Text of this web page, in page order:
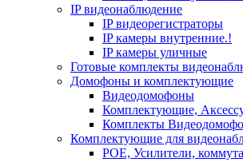
IP видеонаблюдение
IP видеорегистраторы
IP камеры внутренние.!
IP камеры уличные
Готовые комплекты
Домофоны и комплектующие
Видеодомофоны
Комплектующие,
Комплекты
Комплектующие для
POE, Усилители,